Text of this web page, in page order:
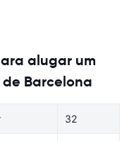
alugar um
Barcelona
32